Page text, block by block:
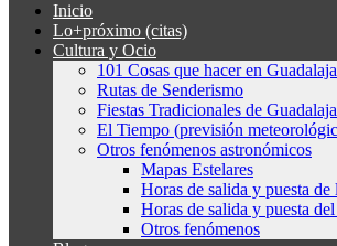
Inicio
Lo+próximo (citas)
Cultura y Ocio
101 Cosas que hacer en
Rutas de Senderismo
Fiestas Tradicionales de
El Tiempo (previsión
Otros fenómenos astronómicos
Mapas Estelares
Horas de salida y puesta de
Horas de salida y puesta
Otros fenómenos